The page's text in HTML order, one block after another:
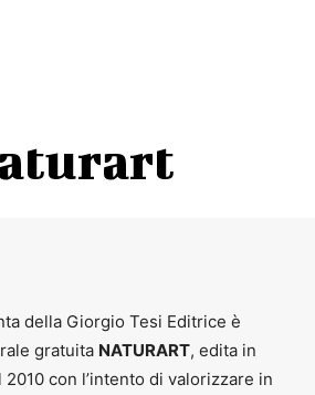
della Giorgio Tesi Editrice è
gratuita NATURART, edita in
con l’intento di valorizzare in